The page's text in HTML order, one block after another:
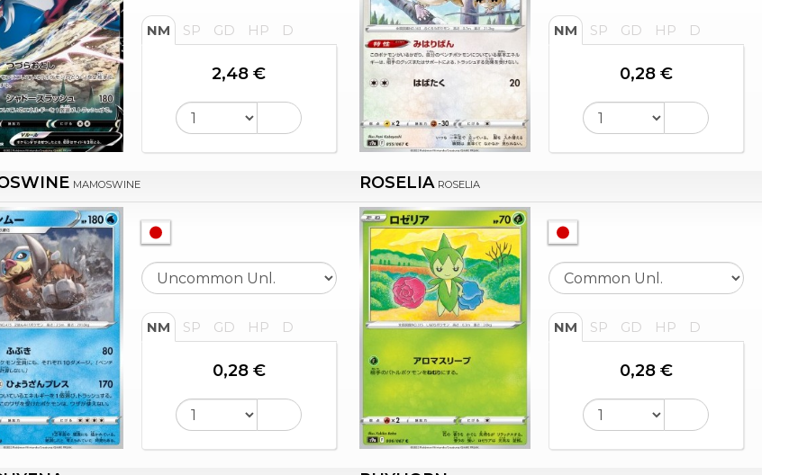
NM SP GD HP D
2,48 €
NM SP GD HP D
0,28 €
MAMOSWINE
NM SP GD HP D
0,28 €
ROSELIA ROSELIA
NM SP GD HP D
0,28 €